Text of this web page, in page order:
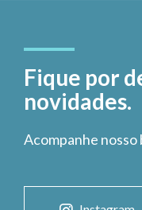
Fique por
novidades.
Acompanhe nosso